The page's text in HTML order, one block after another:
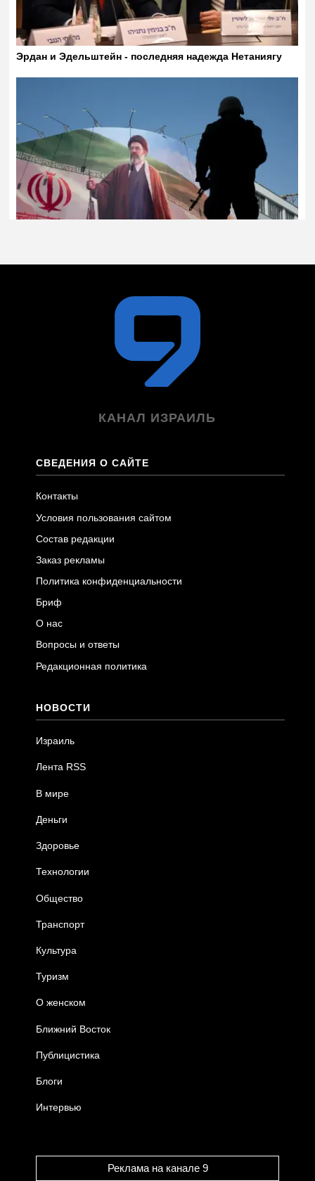
КАНАЛ ИЗРАИЛЬ
СВЕДЕНИЯ О САЙТЕ
Контакты
Условия пользования сайтом
Состав редакции
Заказ рекламы
Политика конфиденциальности
Бриф
О нас
Вопросы и ответы
Редакционная политика
НОВОСТИ
Израиль
Лента RSS
В мире
Деньги
Здоровье
Технологии
Общество
Транспорт
Культура
Туризм
О женском
Ближний Восток
Публицистика
Блоги
Интервью
Реклама на канале 9